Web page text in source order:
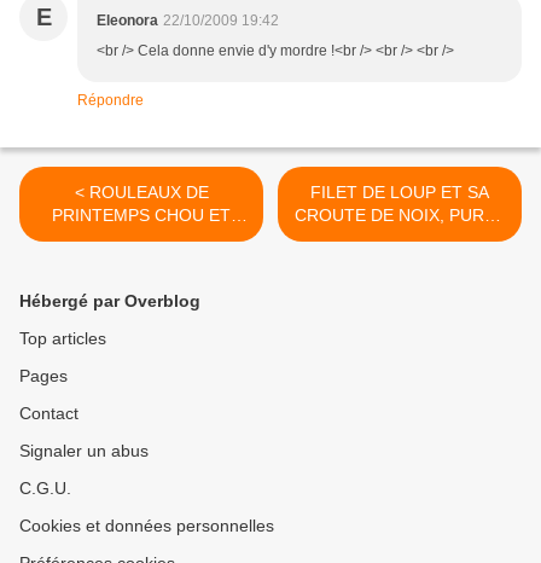
E Eleonora 22/10/2009 19:42
<br /> Cela donne envie d'y mordre !<br /> <br /> <br />
Répondre
< ROULEAUX DE
PRINTEMPS CHOU ET
FIGUES
FILET DE LOUP ET SA
CROUTE DE NOIX, PUREE
DE LENTILLES >
Hébergé par Overblog
Top articles
Pages
Contact
Signaler un abus
C.G.U.
Cookies et données personnelles